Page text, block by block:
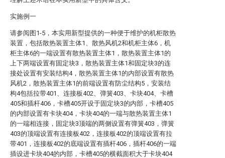
实施例一
请参阅图1-5，本实用新型提供的一种便于维护的机柜散热
装置，包括散热装置主体1、散热风机2和机柜主体6，机
柜主体6的一端设置有散热装置主体1，散热装置主体1的
上下两端设置有固定块3，散热装置主体1和固定块3的连
接处设置有安装结构4，散热装置主体1的内部设置有散热
风机2，散热装置主体1的前端设置有防尘结构5，安装结
构4包括拉带401、连接板402、弹簧403、卡块404、卡槽
405和插杆406，卡槽405开设于固定块3的内部，卡槽405
的内部设置有卡块404，卡块404的一端与散热装置主体1
的一端相连接，固定块3顶端的两侧设置有弹簧403，弹簧
403的顶端设置有连接板402，连接板402的顶端设置有拉
带401，连接板402的底端设置有插杆406，插杆406的一端
插设进卡块404的内部，卡槽405的横截面积大于卡块404